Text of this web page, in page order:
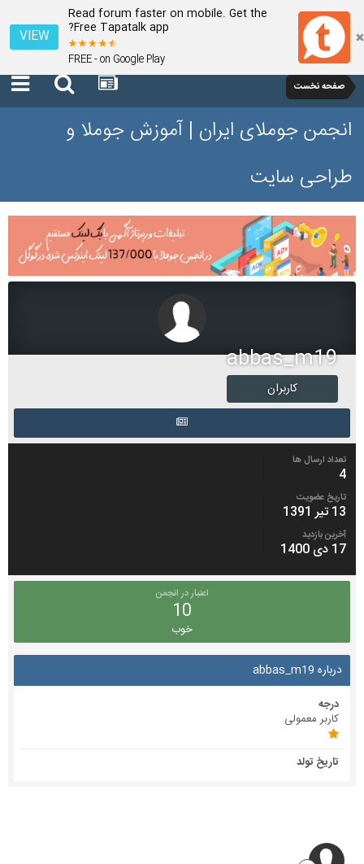
Read forum faster on mobile. Get the
Free Tapatalk app?
FREE - on Google Play
VIEW
صفحه نخست
انجمن جوملای ایران | آموزش جوملا و
طراحی سایت
abbas_m19
کاربران
تعداد ارسال ها
4
تاریخ عضویت
13 تیر 1391
آخرین بازدید
17 دی 1400
اعتبار در انجمن
10
خوب
درباره abbas_m19
درجه
کاربر معمولی
تاریخ تولد